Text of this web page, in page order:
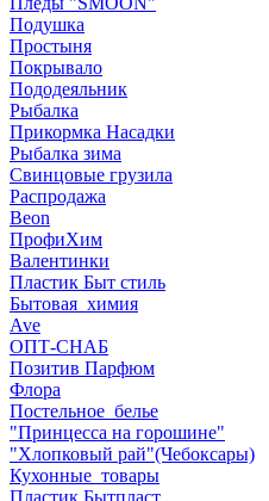
Подушка
Простыня
Покрывало
Пододеяльник
Рыбалка
Прикормка Насадки
Рыбалка зима
Свинцовые грузила
Распродажа
Beon
ПрофиХим
Валентинки
Пластик Быт стиль
Бытовая_химия
Ave
ОПТ-СНАБ
Позитив Парфюм
Флора
Постельное_белье
"Принцесса на горошине"
"Хлопковый рай"(Чебоксары)
Кухонные_товары
Пластик Бытпласт